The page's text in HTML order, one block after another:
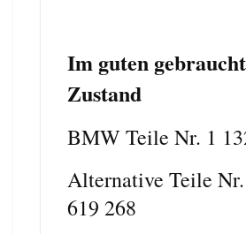
Im guten
Zustand
BMW Teile Nr. 1
Alternative Teile
619 268